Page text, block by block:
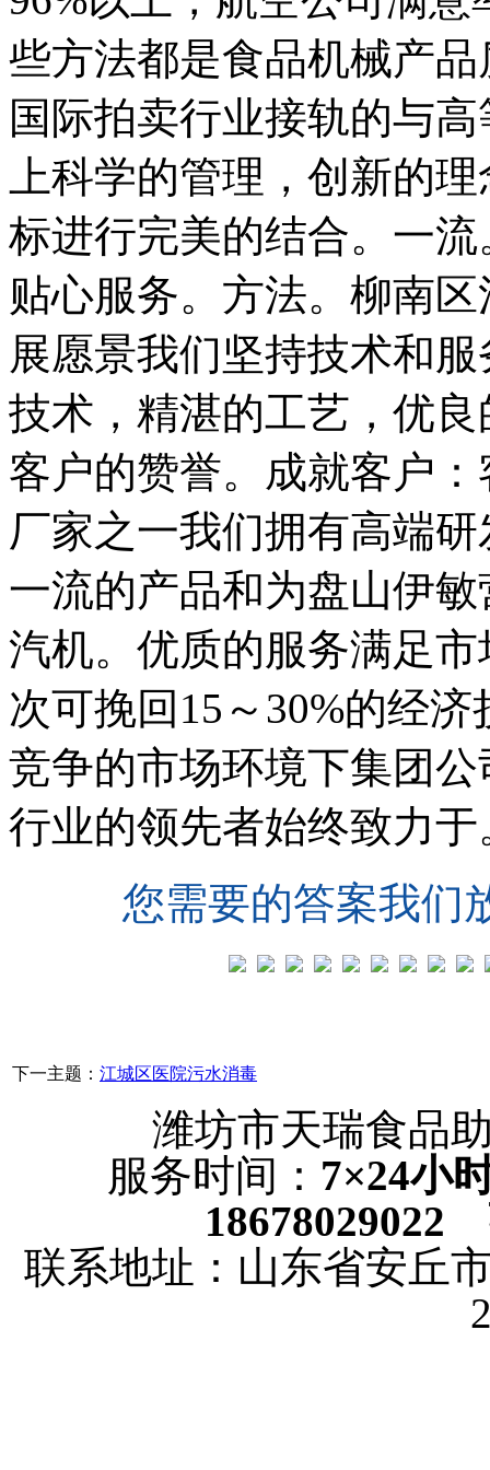
些方法都是食品机械产
国际拍卖行业接轨的与
上科学的管理，创新的
标进行完美的结合。一
贴心服务。方法。柳南
展愿景我们坚持技术和
技术，精湛的工艺，优
客户的赞誉。成就客户
厂家之一我们拥有高端
一流的产品和为盘山伊
汽机。优质的服务满足
次可挽回15～30%的经
竞争的市场环境下集团
行业的领先者始终致力
您需要的答案我们
下一主题： 江城区医院污水消毒
潍坊市天瑞食品
服务时间： 7×24
18678029022
联系地址：山东省安丘